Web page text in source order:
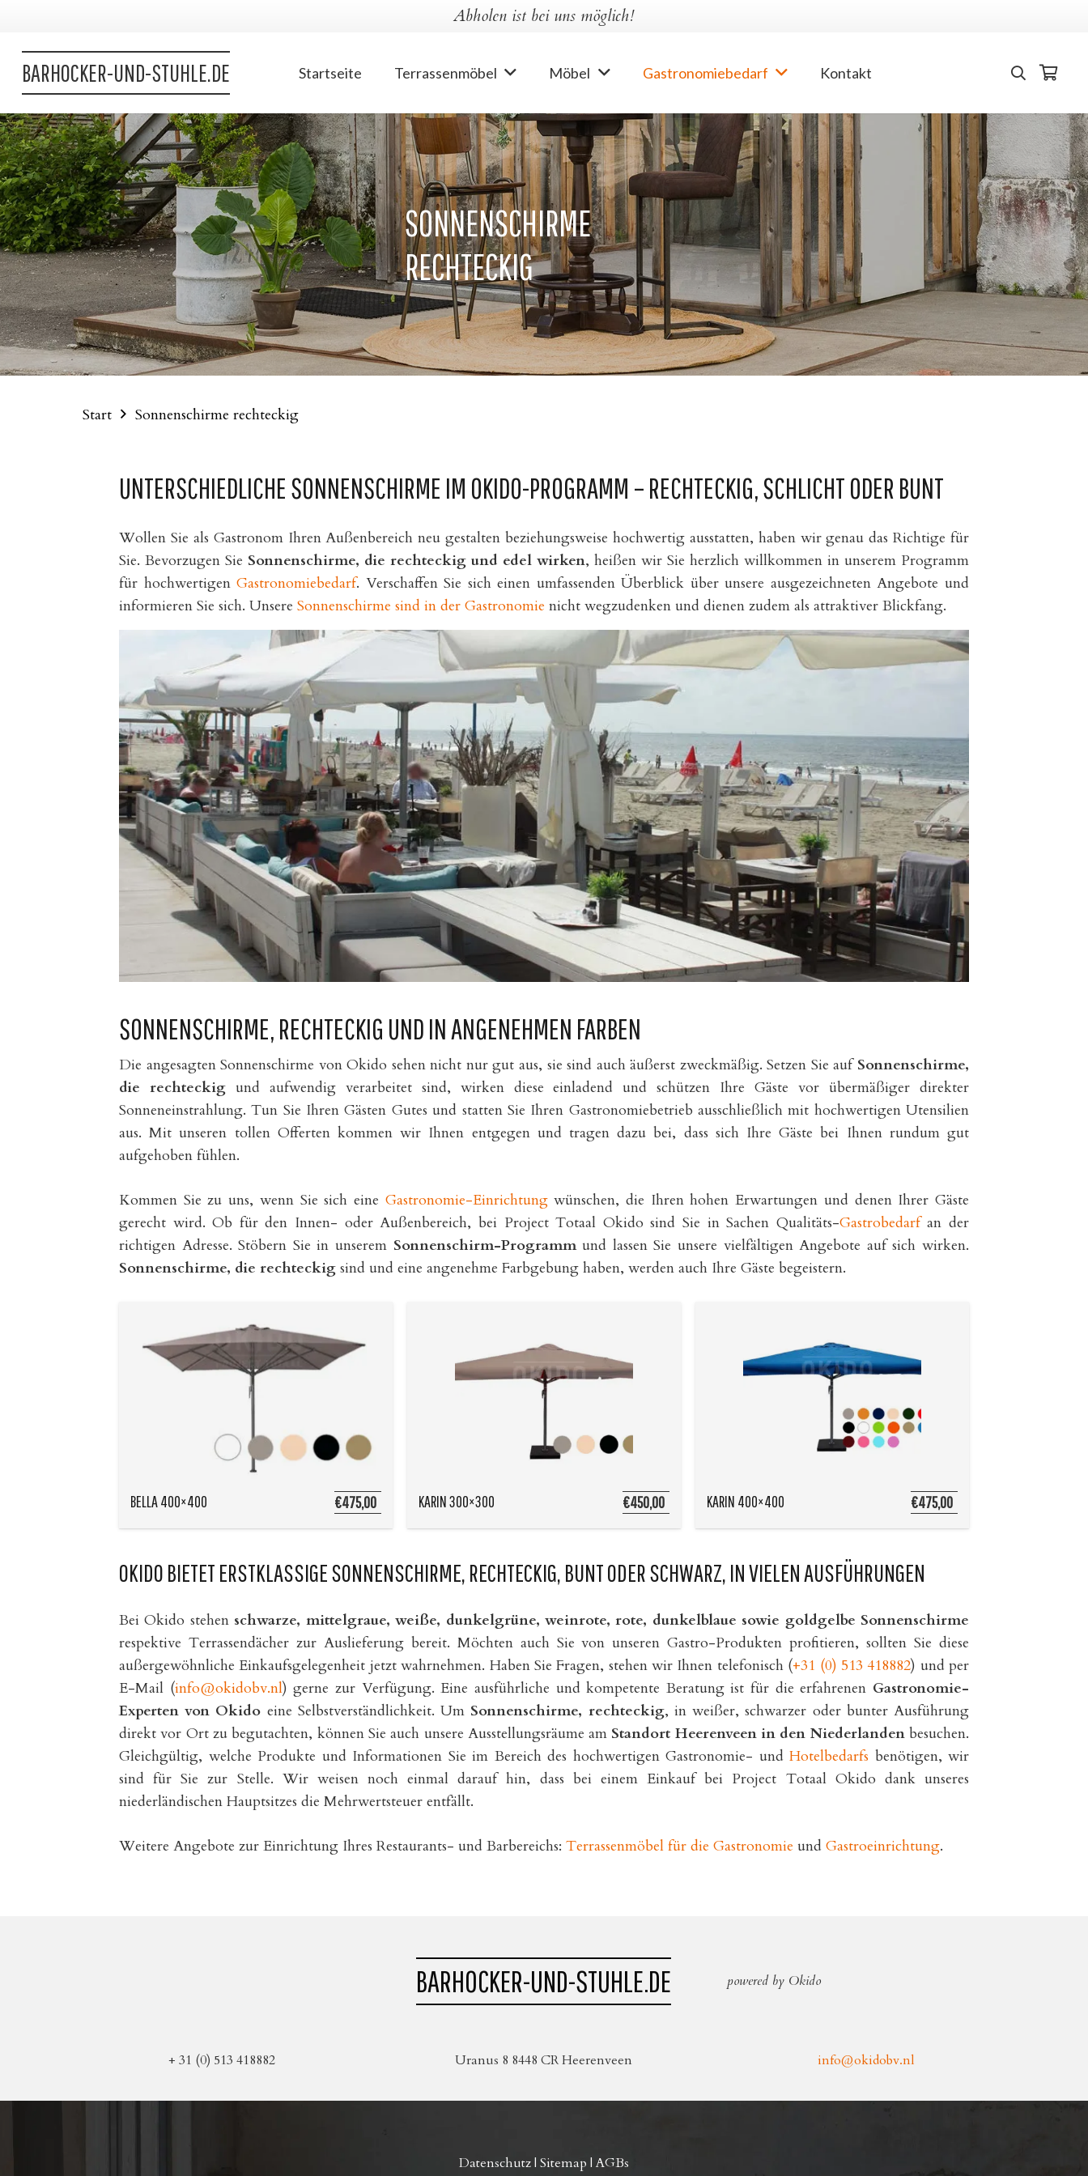
Abholen ist bei uns möglich!
BARHOCKER-UND-STUHLE.DE Startseite Terrassenmöbel Möbel Gastronomiebedarf Kontakt
SONNENSCHIRME
RECHTECKIG
Start Sonnenschirme rechteckig
UNTERSCHIEDLICHE SONNENSCHIRME IM OKIDO-PROGRAMM – RECHTECKIG, SCHLICHT ODER BUNT
Wollen Sie als Gastronom Ihren Außenbereich neu gestalten beziehungsweise hochwertig ausstatten, haben wir genau das Richtige für
Sie. Bevorzugen Sie Sonnenschirme, die rechteckig und edel wirken, heißen wir Sie herzlich willkommen in unserem Programm
für hochwertigenGastronomiebedarf. Verschaffen Sie sich einen umfassenden Überblick über unsere ausgezeichneten Angebote und
informieren Sie sich. Unsere Sonnenschirme sind in der Gastronomie nicht wegzudenken und dienen zudem als attraktiver Blickfang.
SONNENSCHIRME, RECHTECKIG UND IN ANGENEHMEN FARBEN
Die angesagten Sonnenschirme von Okido sehen nicht nur gut aus, sie sind auch äußerst zweckmäßig. Setzen Sie auf Sonnenschirme,
die rechteckigund aufwendig verarbeitet sind, wirken diese einladend und schützen Ihre Gäste vor übermäßiger direkter
Sonneneinstrahlung. Tun Sie Ihren Gästen Gutes und statten Sie Ihren Gastronomiebetrieb ausschließlich mit hochwertigen Utensilien
aus. Mit unseren tollen Offerten kommen wir Ihnen entgegen und tragen dazu bei, dass sich Ihre Gäste bei Ihnen rundum gut
aufgehoben fühlen.
Kommen Sie zu uns, wenn Sie sich eine Gastronomie-Einrichtungwünschen, die Ihren hohen Erwartungen und denen Ihrer Gäste
gerecht wird. Ob für den Innen- oder Außenbereich, bei Project Totaal Okido sind Sie in Sachen Qualitäts-Gastrobedarfan der
richtigen Adresse. Stöbern Sie in unserem Sonnenschirm-Programmund lassen Sie unsere vielfältigen Angebote auf sich wirken.
Sonnenschirme, die rechteckig sind und eine angenehme Farbgebung haben, werden auch Ihre Gäste begeistern.
BELLA 400×400 €475,00 KARIN 300×300 €450,00 KARIN 400×400 €475,00
OKIDO BIETET ERSTKLASSIGE SONNENSCHIRME, RECHTECKIG, BUNT ODER SCHWARZ, IN VIELEN AUSFÜHRUNGEN
Bei Okido stehen schwarze, mittelgraue, weiße, dunkelgrüne, weinrote, rote, dunkelblaue sowie goldgelbe Sonnenschirme
respektive Terrassendächer zur Auslieferung bereit. Möchten auch Sie von unseren Gastro-Produkten profitieren, sollten Sie diese
außergewöhnliche Einkaufsgelegenheit jetzt wahrnehmen. Haben Sie Fragen, stehen wir Ihnen telefonisch (+31 (0) 513 418882) und per
E-Mail (info@okidobv.nl) gerne zur Verfügung. Eine ausführliche und kompetente Beratung ist für die erfahrenen Gastronomie-
Experten von Okido eine Selbstverständlichkeit. Um Sonnenschirme, rechteckig, in weißer, schwarzer oder bunter Ausführung
direkt vor Ort zu begutachten, können Sie auch unsere Ausstellungsräume am Standort Heerenveen in den Niederlandenbesuchen.
Gleichgültig, welche Produkte und Informationen Sie im Bereich des hochwertigen Gastronomie- und Hotelbedarfs benötigen, wir
sind für Sie zur Stelle. Wir weisen noch einmal darauf hin, dass bei einem Einkauf bei Project Totaal Okido dank unseres
niederländischen Hauptsitzes die Mehrwertsteuer entfällt.
Weitere Angebote zur Einrichtung Ihres Restaurants- und Barbereichs: Terrassenmöbel für die Gastronomie und Gastroeinrichtung.
BARHOCKER-UND-STUHLE.DE powered by Okido
+ 31 (0) 513 418882 Uranus 8 8448 CR Heerenveen info@okidobv.nl
Datenschutz| Sitemap | AGBs